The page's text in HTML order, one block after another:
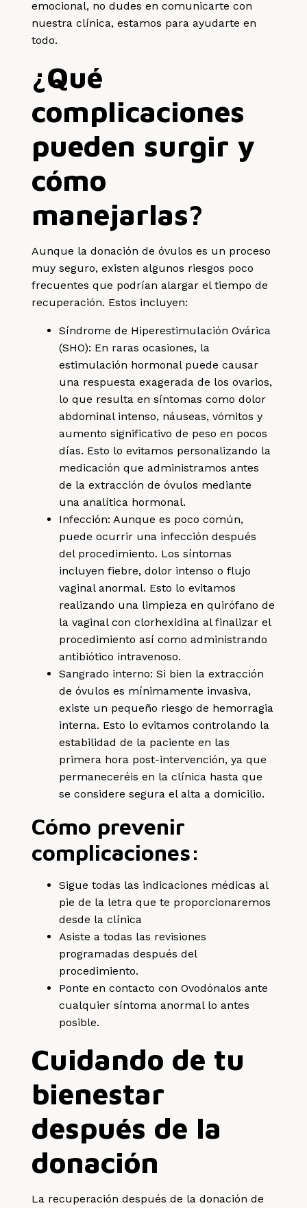
emocional, no dudes en comunicarte con
nuestra clínica, estamos para ayudarte en
todo.
¿Qué
complicaciones
pueden surgir y
cómo
manejarlas?
Aunque la donación de óvulos es un proceso
muy seguro, existen algunos riesgos poco
frecuentes que podrían alargar el tiempo de
recuperación. Estos incluyen:
Síndrome de Hiperestimulación Ovárica
(SHO): En raras ocasiones, la
estimulación hormonal puede causar
una respuesta exagerada de los ovarios,
lo que resulta en síntomas como dolor
abdominal intenso, náuseas, vómitos y
aumento significativo de peso en pocos
días. Esto lo evitamos personalizando la
medicación que administramos antes
de la extracción de óvulos mediante
una analítica hormonal.
Infección: Aunque es poco común,
puede ocurrir una infección después
del procedimiento. Los síntomas
incluyen fiebre, dolor intenso o flujo
vaginal anormal. Esto lo evitamos
realizando una limpieza en quirófano de
la vaginal con clorhexidina al finalizar el
procedimiento así como administrando
antibiótico intravenoso.
Sangrado interno: Si bien la extracción
de óvulos es mínimamente invasiva,
existe un pequeño riesgo de hemorragia
interna. Esto lo evitamos controlando la
estabilidad de la paciente en las
primera hora post-intervención, ya que
permaneceréis en la clínica hasta que
se considere segura el alta a domicilio.
Cómo prevenir
complicaciones:
Sigue todas las indicaciones médicas al
pie de la letra que te proporcionaremos
desde la clínica
Asiste a todas las revisiones
programadas después del
procedimiento.
Ponte en contacto con Ovodónalos ante
cualquier síntoma anormal lo antes
posible.
Cuidando de tu
bienestar
después de la
donación
La recuperación después de la donación de